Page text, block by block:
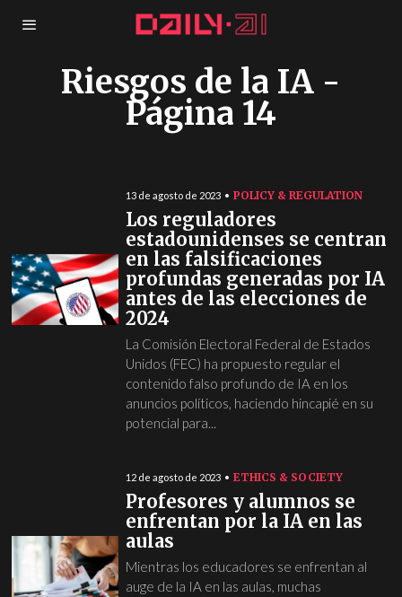
Riesgos de la IA -
Página 14
13 de agosto de 2023 POLICY & REGULATION
Los reguladores
estadounidenses se centran
en las falsificaciones
profundas generadas por IA
antes de las elecciones de
2024
La Comisión Electoral Federal de Estados
Unidos (FEC) ha propuesto regular el
contenido falso profundo de IA en los
anuncios políticos, haciendo hincapié en su
potencial para...
12 de agosto de 2023 ETHICS & SOCIETY
Profesores y alumnos se
enfrentan por la IA en las
aulas
Mientras los educadores se enfrentan al
auge de la IA en las aulas, muchas